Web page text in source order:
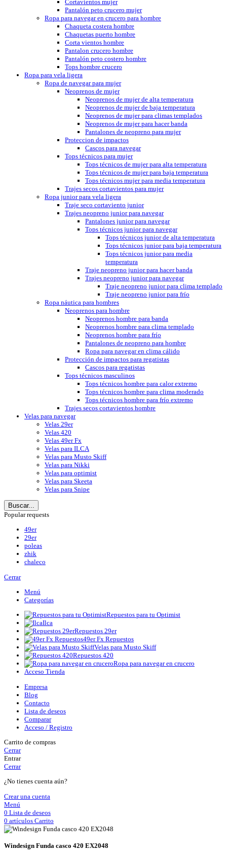
Cortavientos mujer
Pantalón peto crucero mujer
Ropa para navegar en crucero para hombre
Chaqueta costera hombre
Chaquetas puerto hombre
Corta vientos hombre
Pantalon crucero hombre
Pantalón peto costero hombre
Tops hombre crucero
Ropa para vela ligera
Ropa de navegar para mujer
Neoprenos de mujer
Neoprenos de mujer de alta temperatura
Neoprenos de mujer de baja temperatura
Neoprenos de mujer para climas templados
Neoprenos de mujer para hacer banda
Pantalones de neopreno para mujer
Proteccion de impactos
Cascos para navegar
Tops técnicos para mujer
Tops técnicos de mujer para alta temperatura
Tops técnicos de mujer para baja temperatura
Tops técnicos mujer para media temperatura
Trajes secos cortavientos para mujer
Ropa junior para vela ligera
Traje seco cortaviento junior
Trajes neopreno junior para navegar
Pantalones junior para navegar
Tops técnicos junior para navegar
Tops técnicos junior de alta temperatura
Tops técnicos junior para baja temperatura
Tops técnicos junior para media
temperatura
Traje neopreno junior para hacer banda
Trajes neopreno junior para navegar
Traje neopreno junior para clima templado
Traje neopreno junior para frío
Ropa náutica para hombres
Neoprenos para hombre
Neoprenos hombre para banda
Neoprenos hombre para clima templado
Neoprenos hombre para frío
Pantalones de neopreno para hombre
Ropa para navegar en clima cálido
Protección de impactos para regatistas
Cascos para regatistas
Tops técnicos masculinos
Tops técnicos hombre para calor extremo
Tops técnicos hombre para clima moderado
Tops técnicos hombre para frío extremo
Trajes secos cortavientos hombre
Velas para navegar
Velas 29er
Velas 420
Velas 49er Fx
Velas para ILCA
Velas para Musto Skiff
Velas para Nikki
Velas para optimist
Velas para Skeeta
Velas para Snipe
Buscar...
Popular requests
49er
29er
poleas
zhik
chaleco
Cerrar
Menú
Categorías
Repuestos para tu Optimist
Ilca
Repuestos 29er
49er Fx Repuestos
Velas para Musto Skiff
Repuestos 420
Ropa para navegar en crucero
Acceso Tienda
Empresa
Blog
Contacto
Lista de deseos
Comparar
Acceso / Registro
Carrito de compras
Cerrar
Entrar
Cerrar
¿No tienes cuenta aún?
Crear una cuenta
Menú
0 Lista de deseos
0 artículos Carrito
Windesign Funda casco 420 EX2048